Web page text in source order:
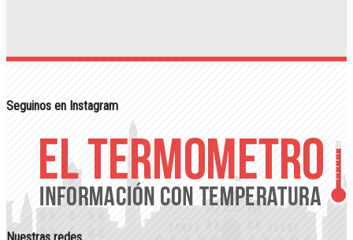
Seguinos en Instagram